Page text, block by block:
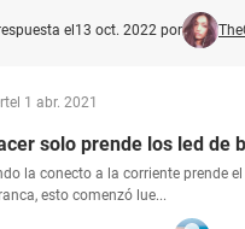
el 13 oct. 2022 por
el 1 abr. 2021
solo prende los led de
la conecto a la corriente prende
esto comenzó lue...